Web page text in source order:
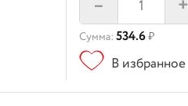
– +
Сумма: 534.6₽
В избранное